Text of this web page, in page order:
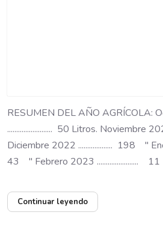
RESUMEN DEL AÑO AGRÍCOLA:
......................... 50 Litros. Noviembre
Diciembre 2022 ................... 198 "
43 " Febrero 2023 .......................
Continuar leyendo